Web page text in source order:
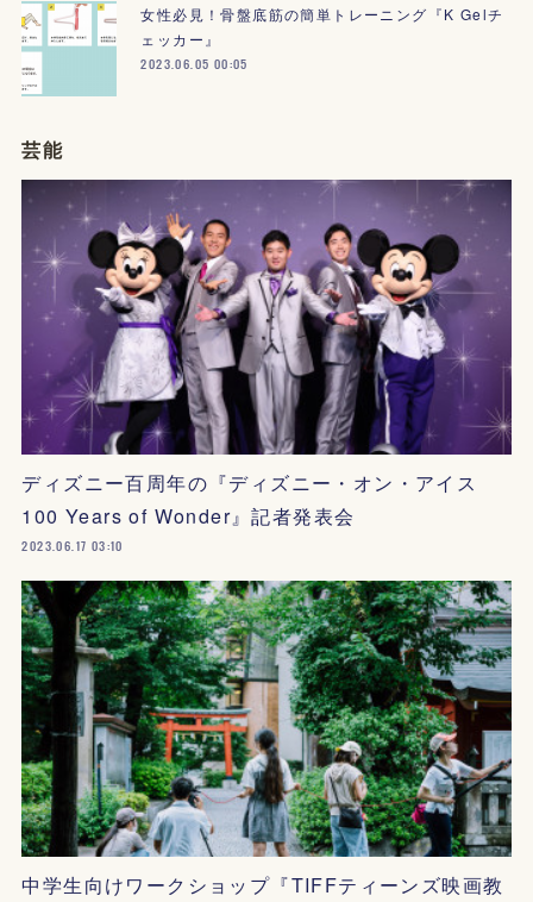
女性必見！骨盤底筋の簡単トレーニング『K Gelチ
ェッカー』
2023.06.05 00:05
芸能
ディズニー百周年の『ディズニー・オン・アイス
100 Years of Wonder』記者発表会
2023.06.17 03:10
中学生向けワークショップ『TIFFティーンズ映画教